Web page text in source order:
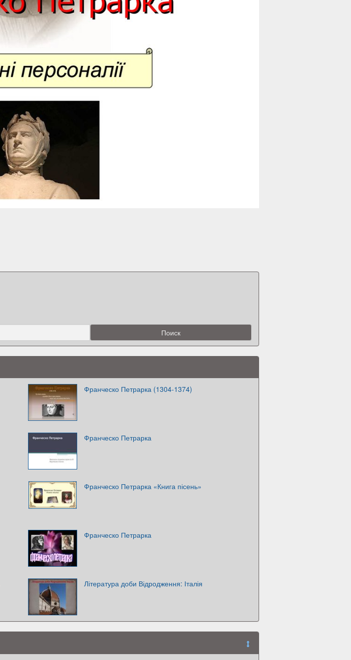
Франческо Петрарка (1304-1374)
Франческо Петрарка
Франческо Петрарка «Книга пісень»
Франческо Петрарка
Література доби Відродження: Італія